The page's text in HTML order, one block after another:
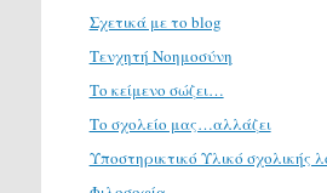
Σχετικά με το blog
Τενχητή Νοημοσύνη
Το κείμενο σώζει…
Το σχολείο μας…αλλάζει
Υποστηρικτικό Υλικό σχολικής